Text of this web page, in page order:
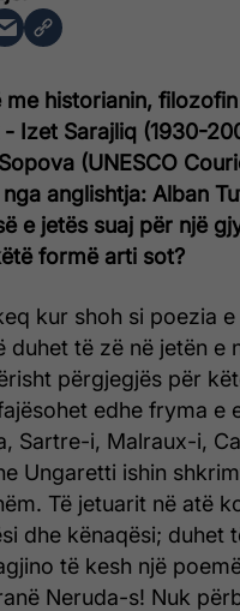
me historianin,
- Izet Sarajliq (1930-
(UNESCO
nga anglishtja: Alban
e jetës suaj për një
formë arti sot?
kur shoh si poezia
duhet të zë në jetën e
përgjegjës për
edhe fryma e
Sartre-i, Malraux-i,
Ungaretti ishin
Të jetuarit në atë
dhe kënaqësi; duhet
të kesh një
Neruda-s! Nuk